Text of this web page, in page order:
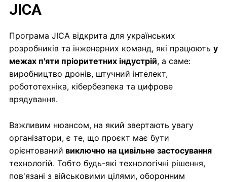
JICA
Програма JICA відкрита для українських
розробників та інженерних команд, які працюють у
межах п'яти пріоритетних індустрій, а саме:
виробництво дронів, штучний інтелект,
робототехніка, кібербезпека та цифрове
врядування.
Важливим нюансом, на який звертають увагу
організатори, є те, що проєкт має бути
орієнтований виключно на цивільне застосування
технологій. Тобто будь-які технологічні рішення,
пов'язані з військовими цілями, оборонним